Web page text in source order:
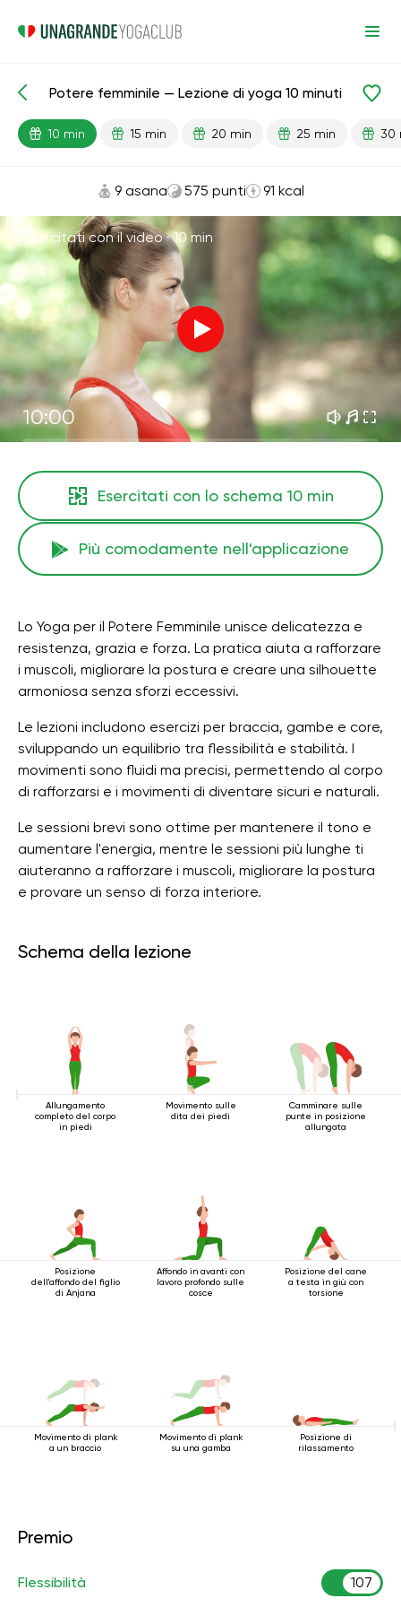
Lezioni pronte Sesso
Potere femminile — Lezione di yoga 10 minuti
10 min 15 min 20 min 25 min 30
9 asana 575 punti 91 kcal
Esercitati con il video ·10 min
10:00
Esercitati con lo schema 10 min
Più comodamente nell'applicazione
Lo Yoga per il Potere Femminile unisce delicatezza e
resistenza, grazia e forza. La pratica aiuta a rafforzare
i muscoli, migliorare la postura e creare una silhouette
armoniosa senza sforzi eccessivi.
Le lezioni includono esercizi per braccia, gambe e core,
sviluppando un equilibrio tra flessibilità e stabilità. I ​​
movimenti sono fluidi ma precisi, permettendo al corpo
di rafforzarsi e i movimenti di diventare sicuri e naturali.
Le sessioni brevi sono ottime per mantenere il tono e
aumentare l'energia, mentre le sessioni più lunghe ti
aiuteranno a rafforzare i muscoli, migliorare la postura
e provare un senso di forza interiore.
Schema della lezione
Allungamento
completo del corpo
in piedi
Movimento sulle
dita dei piedi
Camminare sulle
punte in posizione
allungata
Posizione
dell'affondo del figlio
di Anjana
Affondo in avanti con
lavoro profondo sulle
cosce
Posizione del cane
a testa in giù con
torsione
Movimento di plank
a un braccio
Movimento di plank
su una gamba
Posizione di
rilassamento
Premio
Flessibilità 107